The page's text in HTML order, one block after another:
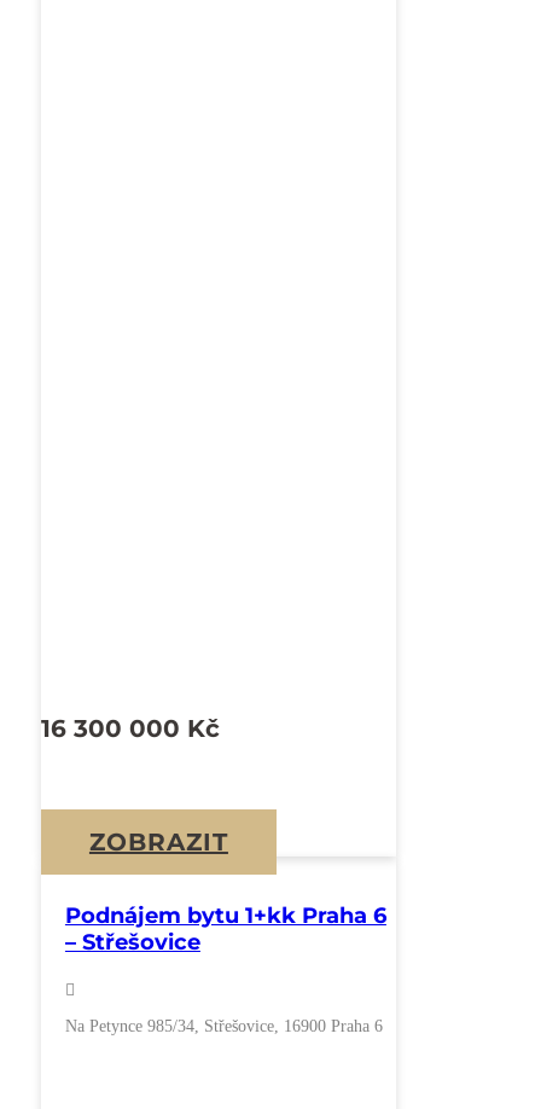
16 300 000 Kč
ZOBRAZIT
Podnájem bytu 1+kk Praha 6
– Střešovice
Na Petynce 985/34, Střešovice, 16900 Praha 6